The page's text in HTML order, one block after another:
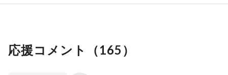
応援コメント（165 ）